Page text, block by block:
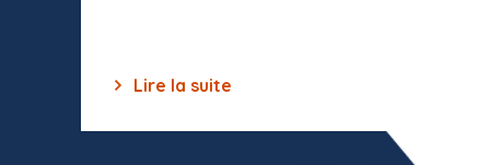
Lire la suite